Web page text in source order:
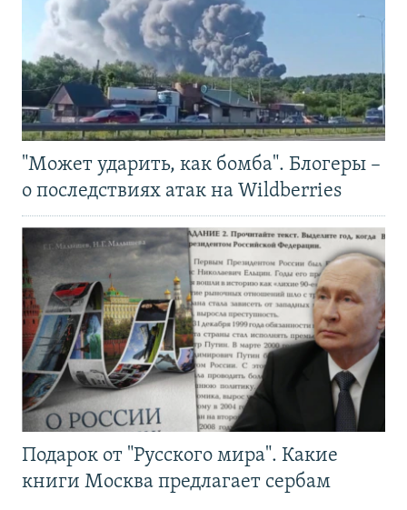
"Может ударить, как бомба". Блогеры –
о последствиях атак на Wildberries
Подарок от "Русского мира". Какие
книги Москва предлагает сербам